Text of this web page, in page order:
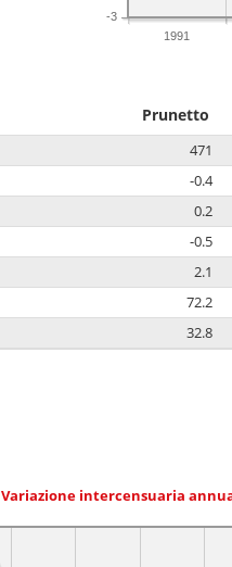
1991
-3
Prunetto
471
-0.4
0.2
-0.5
2.1
72.2
32.8
Variazione intercensuaria